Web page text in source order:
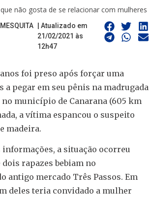
não gosta de se relacionar com mulheres
| Atualizado em
21/02/2021 às
12h47
foi preso após forçar uma
a pegar em seu pênis na madrugada
no município de Canarana (605 km
a vítima espancou o suspeito
madeira.
informações, a situação ocorreu
rapazes bebiam no
antigo mercado Três Passos. Em
deles teria convidado a mulher